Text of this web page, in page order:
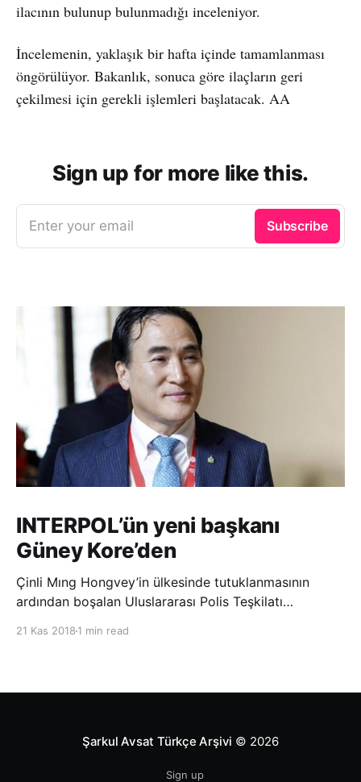
ilacının bulunup bulunmadığı inceleniyor.
İncelemenin, yaklaşık bir hafta içinde tamamlanması
öngörülüyor. Bakanlık, sonuca göre ilaçların geri
çekilmesi için gerekli işlemleri başlatacak. AA
Sign up for more like this.
Enter your email Subscribe
INTERPOL’ün yeni başkanı
Güney Kore’den
Çinli Mıng Hongvey’in ülkesinde tutuklanmasının
ardından boşalan Uluslararası Polis Teşkilatı
21 Kas 2018 1 min read
Şarkul Avsat Türkçe Arşivi © 2026
Sign up